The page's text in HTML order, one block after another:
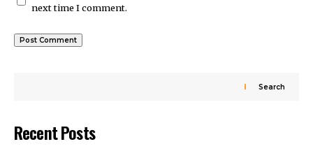
next time I comment.
Search
Recent Posts